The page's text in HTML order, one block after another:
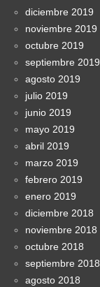
diciembre 2019
noviembre 2019
octubre 2019
septiembre 2019
agosto 2019
julio 2019
junio 2019
mayo 2019
abril 2019
marzo 2019
febrero 2019
enero 2019
diciembre 2018
noviembre 2018
octubre 2018
septiembre 2018
agosto 2018